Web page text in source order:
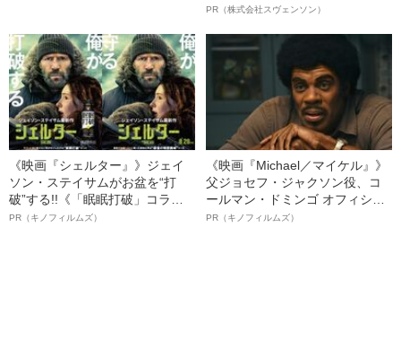
オイ”や“ベタつき”を解消す
ト”が生み出した徹底ケアとは
PR（株式会社スヴェンソン）
《映画『シェルター』》ジェイ
ソン・ステイサムがお盆を“打
破”する!!《「眠眠打破」コラ
ボ》
PR（キノフィルムズ）
《映画『Michael／マイケル』》
父ジョセフ・ジャクソン役、コ
ールマン・ドミンゴ オフィシャ
ルインタビュー“観客を魅了した
PR（キノフィルムズ）